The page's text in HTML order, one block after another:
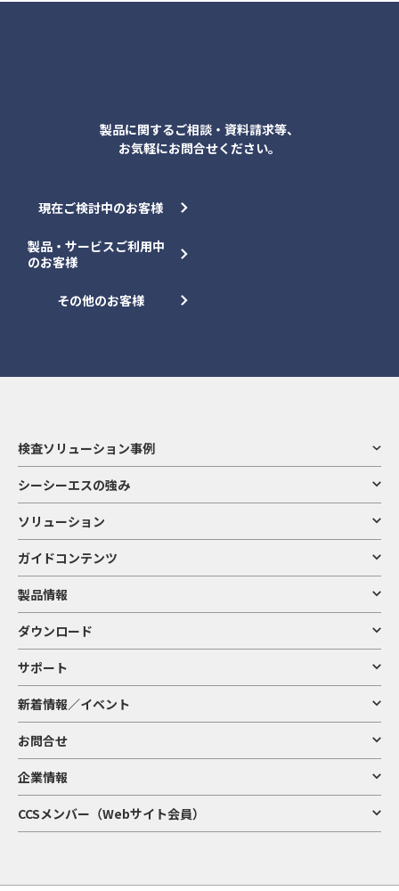
製品に関するご相談・資料請求等、
お気軽にお問合せください。
現在ご検討中のお客様
製品・サービスご利用中
のお客様
その他のお客様
検査ソリューション事例
シーシーエスの強み
ソリューション
ガイドコンテンツ
製品情報
ダウンロード
サポート
新着情報／イベント
お問合せ
企業情報
CCSメンバー（Webサイト会員）